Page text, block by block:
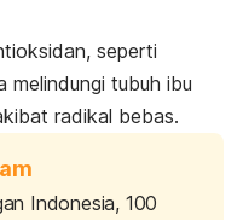
seperti
melindungi tubuh ibu
radikal bebas.
Indonesia, 100